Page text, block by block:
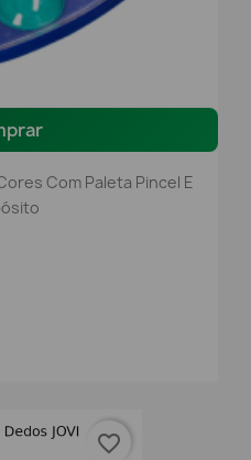
Com Paleta Pincel E
favorite_border